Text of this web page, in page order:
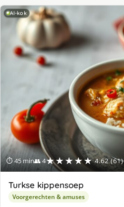
AI-kok
⏱ 45 min👥 4★★★★★ 4.62 (61)
Turkse kippensoep
Voorgerechten & amuses